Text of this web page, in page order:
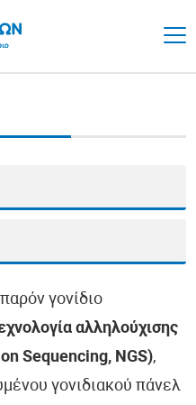
γονίδιο
αλληλούχισης
Sequencing, NGS),
γονιδιακού πάνελ